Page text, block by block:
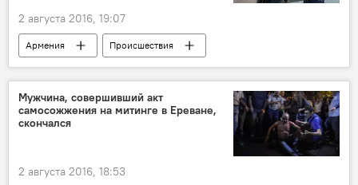
2 августа 2016, 19:07
Армения
Происшествия
Сасна Црер
Мужчина, совершивший акт
самосожжения на митинге в Ереване,
скончался
2 августа 2016, 18:53